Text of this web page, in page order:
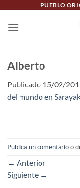
contenido
PUEBLO
Alberto
Publicado 15/02/
del mundo en
Publica un comentarioo
← Anterior
Siguiente →